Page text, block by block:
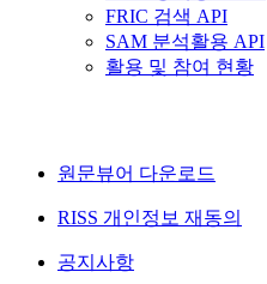
FRIC 검색 API
SAM 분석활용 API
활용 및 참여 현황
원문뷰어 다운로드
RISS 개인정보 재동의
공지사항